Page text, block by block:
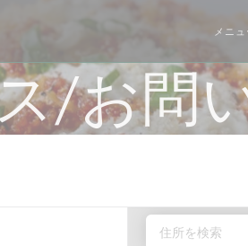
メニュ
/お問